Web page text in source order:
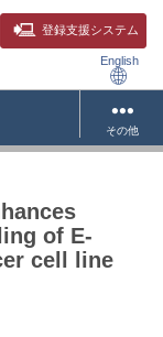
登録支援システム
English
その他
of E-
cell line